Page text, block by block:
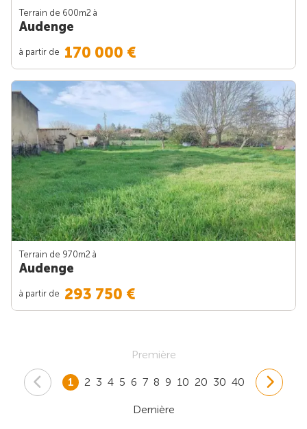
Terrain de 600m2 à
Audenge
à partir de 170 000 €
Terrain de 970m2 à
Audenge
à partir de 293 750 €
Première
1 2 3 4 5 6 7 8 9 10 20 30 40
Dernière